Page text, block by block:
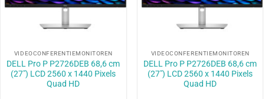
VIDEOCONFERENTIEMONITOREN
DELL Pro P P2726DEB 68,6 cm
(27″) LCD 2560 x 1440 Pixels
Quad HD
VIDEOCONFERENTIEMONITOREN
DELL Pro P P2726DEB 68,6 cm
(27″) LCD 2560 x 1440 Pixels
Quad HD